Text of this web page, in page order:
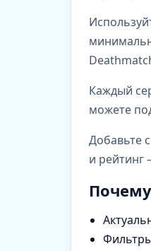
Каждый
можете
Добавьте
и рейтинг